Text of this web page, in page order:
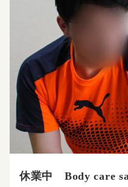
休業中 Body care